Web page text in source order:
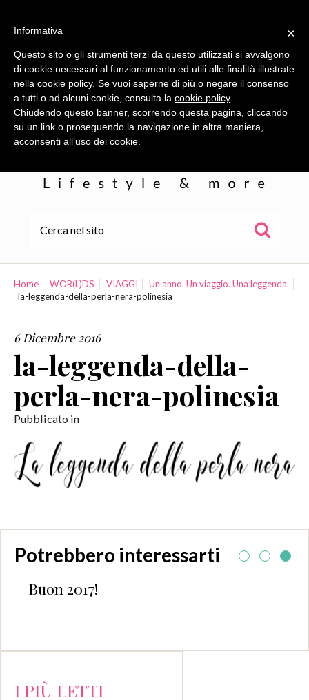
WOR(L)DS
COLLABORAZIONI
CONTATTI
Home WOR(L)DS VIAGGI
Un anno. Un viaggio. Una leggenda.
la-leggenda-della-perla-nera-polinesia
6 Dicembre 2016
la-leggenda-della-
perla-nera-polinesia
Pubblicato in
Potrebbero interessarti
Buon 2017!
I PIÙ LETTI
×
Informativa
Questo sito o gli strumenti terzi da questo utilizzati si avvalgono
di cookie necessari al funzionamento ed utili alle finalità illustrate
nella cookie policy. Se vuoi saperne di più o negare il consenso
a tutti o ad alcuni cookie, consulta la cookie policy.
Chiudendo questo banner, scorrendo questa pagina, cliccando
su un link o proseguendo la navigazione in altra maniera,
acconsenti all’uso dei cookie.